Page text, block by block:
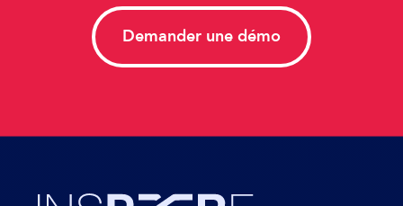
Demander une démo